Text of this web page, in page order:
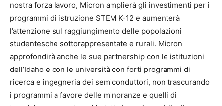
nostra forza lavoro, Micron amplierà gli investimenti per i
programmi di istruzione STEM K-12 e aumenterà
l’attenzione sul raggiungimento delle popolazioni
studentesche sottorappresentate e rurali. Micron
approfondirà anche le sue partnership con le istituzioni
dell’Idaho e con le università con forti programmi di
ricerca e ingegneria dei semiconduttori, non trascurando
i programmi a favore delle minoranze e quelli di